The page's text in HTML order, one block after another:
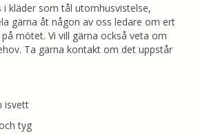
i kläder som tål utomhusvistelse,
gärna åt någon av oss ledare om ert
mötet. Vi vill gärna också veta om
Ta gärna kontakt om det uppstår
isvett
tyg